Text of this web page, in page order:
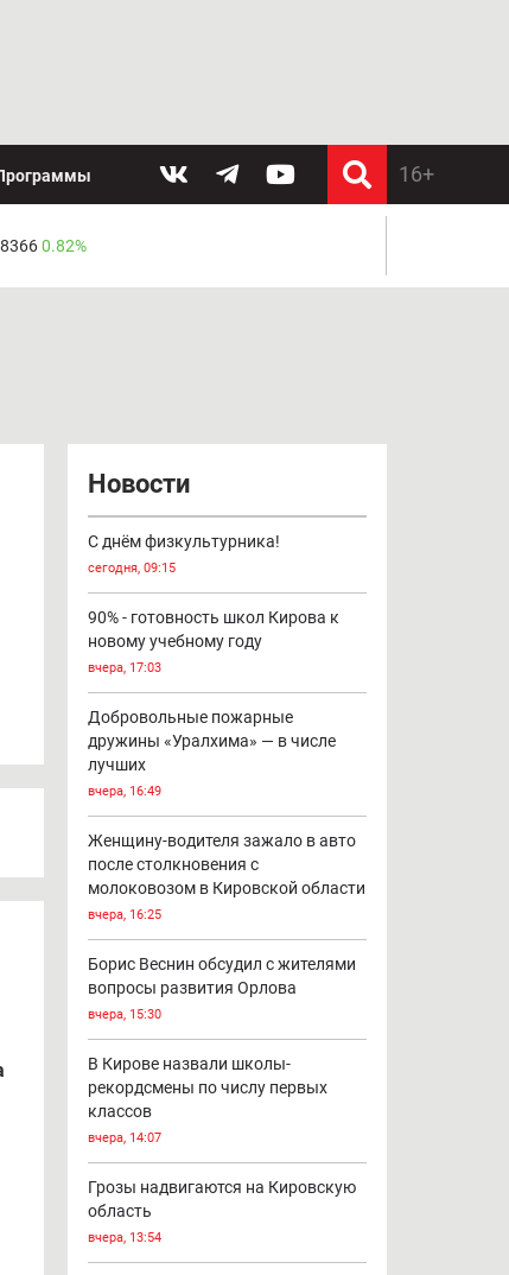
0.82%
Новости
С днём физкультурника!
сегодня, 09:15
90% - готовность школ Кирова к
новому учебному году
вчера, 17:03
Добровольные пожарные
дружины «Уралхима» — в числе
лучших
вчера, 16:49
Женщину-водителя зажало в авто
после столкновения с
молоковозом в Кировской области
вчера, 16:25
Борис Веснин обсудил с жителями
вопросы развития Орлова
вчера, 15:30
В Кирове назвали школы-
рекордсмены по числу первых
классов
вчера, 14:07
Грозы надвигаются на Кировскую
область
вчера, 13:54